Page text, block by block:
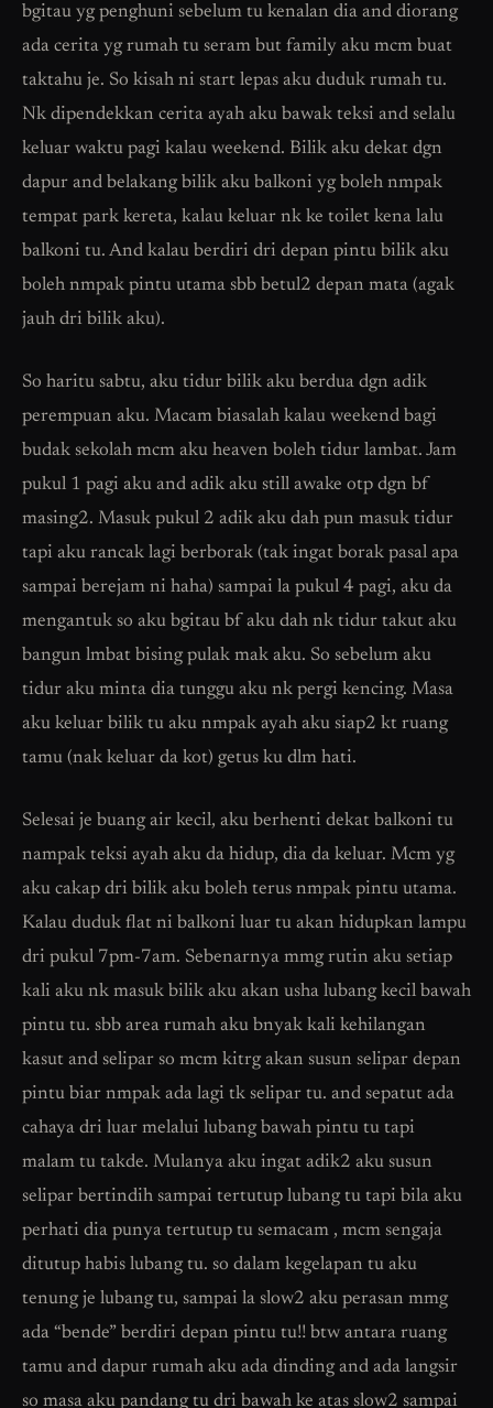
bgitau yg penghuni sebelum tu kenalan dia and diorang
ada cerita yg rumah tu seram but family aku mcm buat
taktahu je. So kisah ni start lepas aku duduk rumah tu.
Nk dipendekkan cerita ayah aku bawak teksi and selalu
keluar waktu pagi kalau weekend. Bilik aku dekat dgn
dapur and belakang bilik aku balkoni yg boleh nmpak
tempat park kereta, kalau keluar nk ke toilet kena lalu
balkoni tu. And kalau berdiri dri depan pintu bilik aku
boleh nmpak pintu utama sbb betul2 depan mata (agak
jauh dri bilik aku).
So haritu sabtu, aku tidur bilik aku berdua dgn adik
perempuan aku. Macam biasalah kalau weekend bagi
budak sekolah mcm aku heaven boleh tidur lambat. Jam
pukul 1 pagi aku and adik aku still awake otp dgn bf
masing2. Masuk pukul 2 adik aku dah pun masuk tidur
tapi aku rancak lagi berborak (tak ingat borak pasal apa
sampai berejam ni haha) sampai la pukul 4 pagi, aku da
mengantuk so aku bgitau bf aku dah nk tidur takut aku
bangun lmbat bising pulak mak aku. So sebelum aku
tidur aku minta dia tunggu aku nk pergi kencing. Masa
aku keluar bilik tu aku nmpak ayah aku siap2 kt ruang
tamu (nak keluar da kot) getus ku dlm hati.
Selesai je buang air kecil, aku berhenti dekat balkoni tu
nampak teksi ayah aku da hidup, dia da keluar. Mcm yg
aku cakap dri bilik aku boleh terus nmpak pintu utama.
Kalau duduk flat ni balkoni luar tu akan hidupkan lampu
dri pukul 7pm-7am. Sebenarnya mmg rutin aku setiap
kali aku nk masuk bilik aku akan usha lubang kecil bawah
pintu tu. sbb area rumah aku bnyak kali kehilangan
kasut and selipar so mcm kitrg akan susun selipar depan
pintu biar nmpak ada lagi tk selipar tu. and sepatut ada
cahaya dri luar melalui lubang bawah pintu tu tapi
malam tu takde. Mulanya aku ingat adik2 aku susun
selipar bertindih sampai tertutup lubang tu tapi bila aku
perhati dia punya tertutup tu semacam , mcm sengaja
ditutup habis lubang tu. so dalam kegelapan tu aku
tenung je lubang tu, sampai la slow2 aku perasan mmg
ada “bende” berdiri depan pintu tu!! btw antara ruang
tamu and dapur rumah aku ada dinding and ada langsir
so masa aku pandang tu dri bawah ke atas slow2 sampai